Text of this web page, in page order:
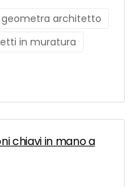
geometra architetto
in muratura
chiavi in mano a